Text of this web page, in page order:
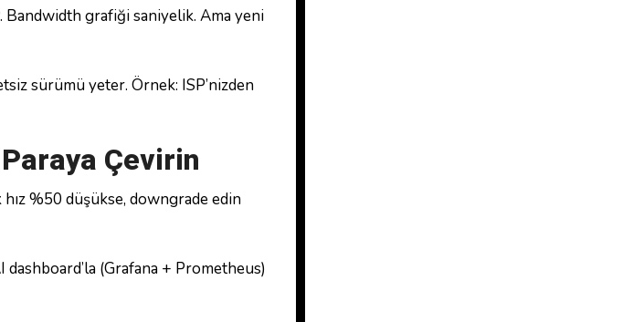
Bandwidth grafiği saniyelik. Ama yeni
sürümü yeter. Örnek: ISP’nizden
Çevirin
%50 düşükse, downgrade edin
(Grafana + Prometheus)